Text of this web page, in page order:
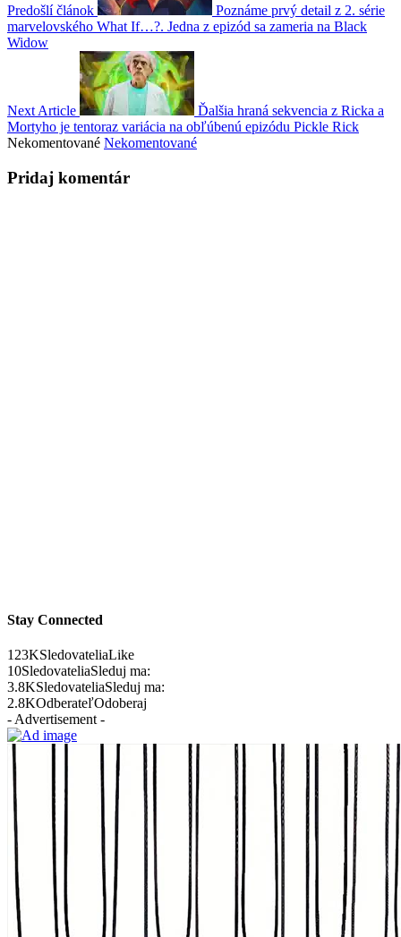
Predošlí článok
Poznáme prvý detail z 2. série
marvelovského What If…?. Jedna z epizód sa zameria na Black
Widow
Next Article
Ďalšia hraná sekvencia z Ricka a
Mortyho je tentoraz variácia na obľúbenú epizódu Pickle Rick
Nekomentované Nekomentované
Pridaj komentár
Stay Connected
123KSledovateliaLike
10SledovateliaSleduj ma:
3.8KSledovateliaSleduj ma:
2.8KOdberateľOdoberaj
- Advertisement -